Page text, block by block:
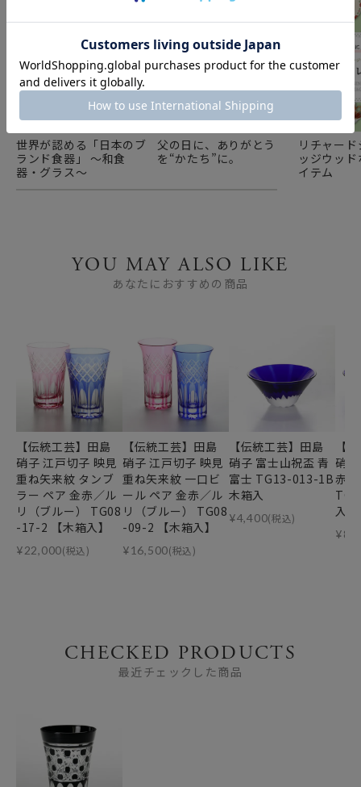
世界が認める「日本のブ
ランド食器」 ～和食
器・グラス～
父の日に、ありがとう
を“かたち”に。
リチャー
ッジウッ
イテム
YOU MAY ALSO LIKE
あなたにおすすめの商品
【伝統工芸】田島
硝子 江戸切子 映見
重ね矢来紋 タンブ
ラー ペア 金赤／ル
リ（ブルー） TG08
-17-2 【木箱入】
¥22,000(税込)
【伝統工芸】田島
硝子 江戸切子 映見
重ね矢来紋 一口ビ
ール ペア 金赤／ル
リ（ブルー） TG08
-09-2 【木箱入】
¥16,500(税込)
【伝統工芸】田島
硝子 富士山祝盃 青
富士 TG13-013-1B
木箱入
¥4,400(税込)
【
硝
赤
入
¥
CHECKED PRODUCTS
最近チェックした商品